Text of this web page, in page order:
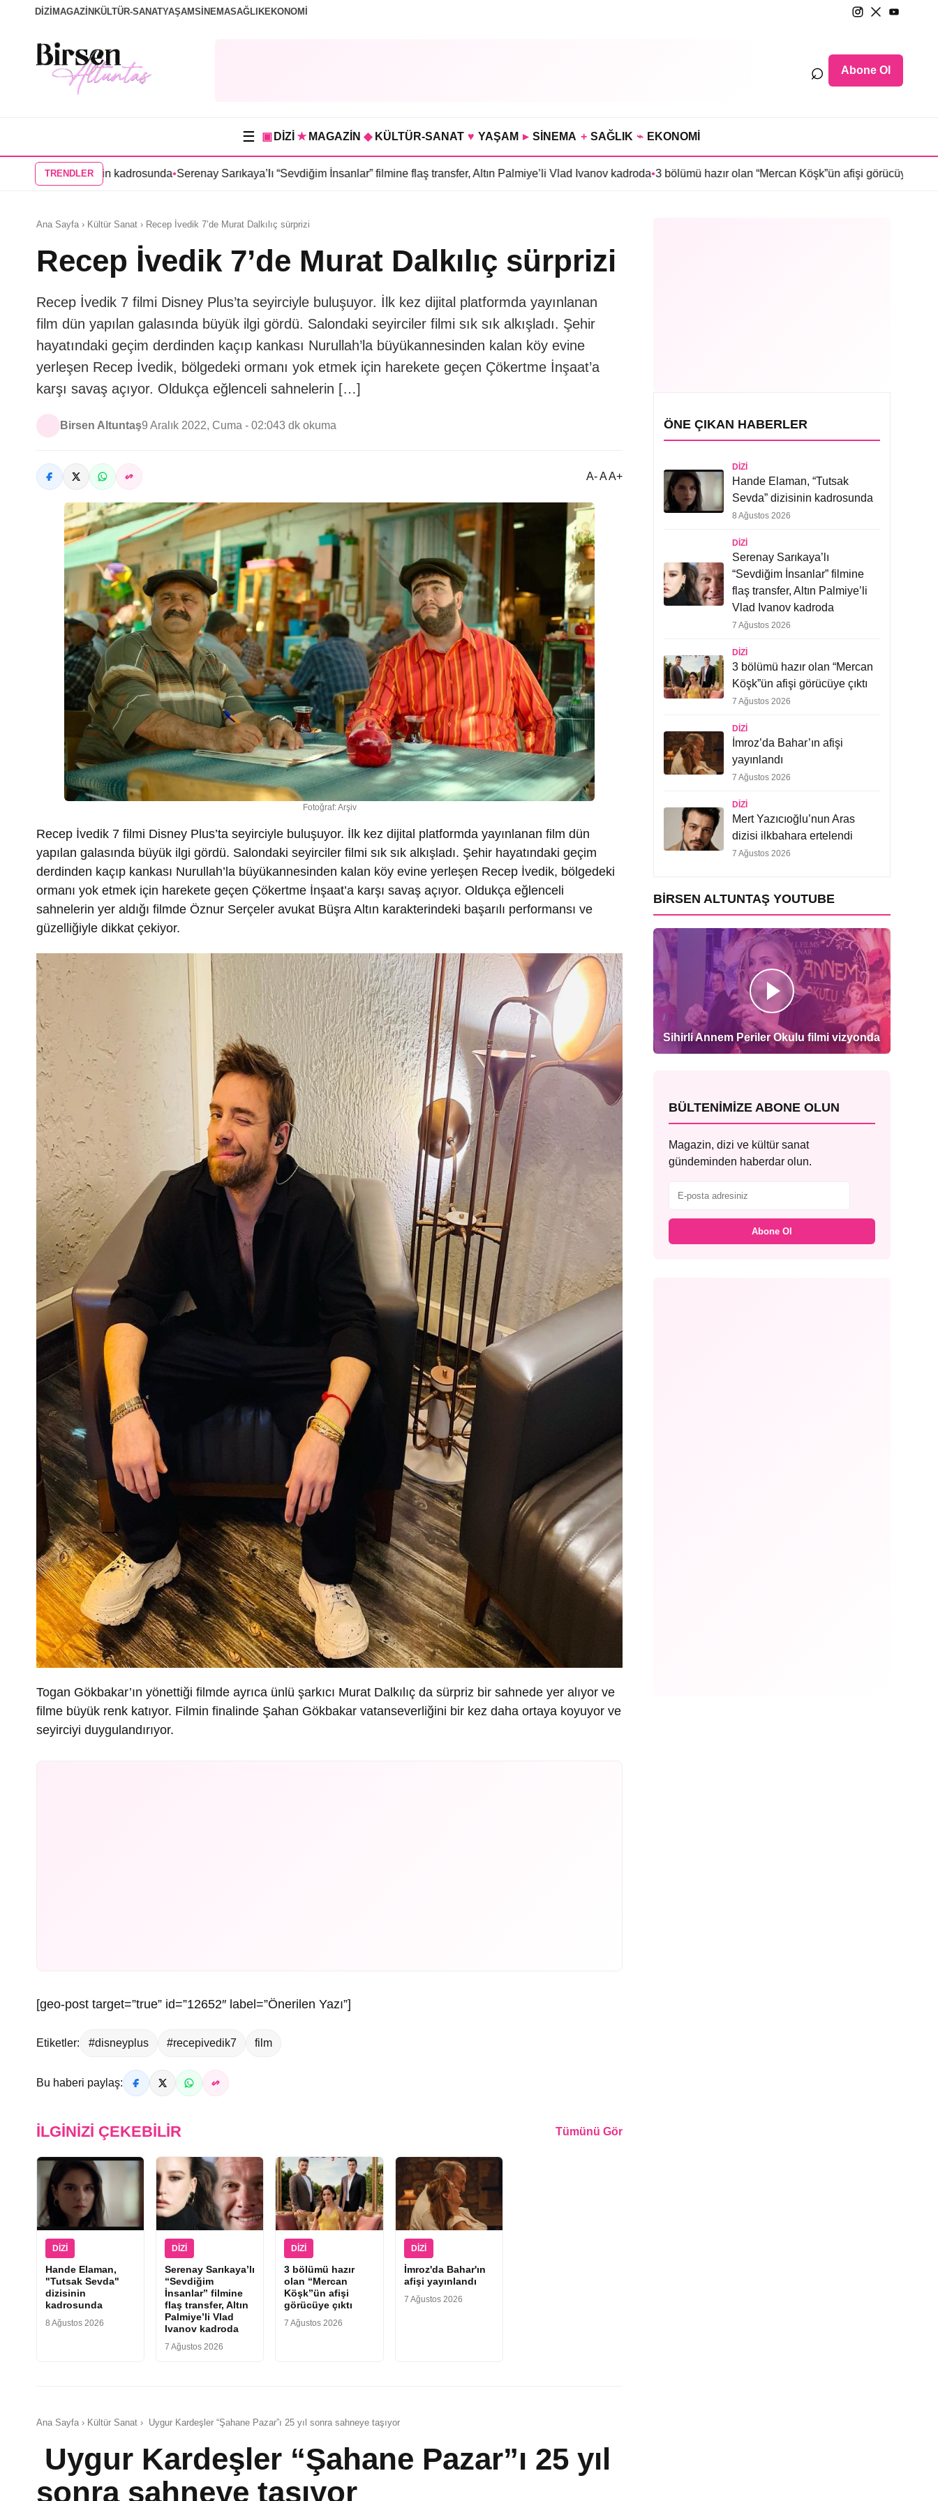
DİZİ MAGAZİN KÜLTÜR-SANATYAŞAMSİNEMASAĞLIKEKONOMİ
⌕ Abone Ol
☰ ▣ DİZİ ★ MAGAZİN ◆ KÜLTÜR-SANAT ♥ YAŞAM ▸ SİNEMA + SAĞLIK ⌁ EKONOMİ
TRENDLER
dizisinin kadrosunda •Serenay Sarıkaya’lı “Sevdiğim İnsanlar” filmine flaş transfer, Altın Palmiye’li Vlad Ivanov kadroda•3 bölümü hazır olan “Mercan Köşk”ün afişi görücüye çıktı•İmroz’da
Ana Sayfa › Kültür Sanat › Recep İvedik 7’de Murat Dalkılıç sürprizi
Recep İvedik 7’de Murat Dalkılıç sürprizi
Recep İvedik 7 filmi Disney Plus’ta seyirciyle buluşuyor. İlk kez dijital platformda yayınlanan
film dün yapılan galasında büyük ilgi gördü. Salondaki seyirciler filmi sık sık alkışladı. Şehir
hayatındaki geçim derdinden kaçıp kankası Nurullah’la büyükannesinden kalan köy evine
yerleşen Recep İvedik, bölgedeki ormanı yok etmek için harekete geçen Çökertme İnşaat’a
karşı savaş açıyor. Oldukça eğlenceli sahnelerin […]
Birsen Altuntaş9 Aralık 2022, Cuma - 02:043 dk okuma
A- A A+
Fotoğraf: Arşiv
Recep İvedik 7 filmi Disney Plus’ta seyirciyle buluşuyor. İlk kez dijital platformda yayınlanan film dün
yapılan galasında büyük ilgi gördü. Salondaki seyirciler filmi sık sık alkışladı. Şehir hayatındaki geçim
derdinden kaçıp kankası Nurullah’la büyükannesinden kalan köy evine yerleşen Recep İvedik, bölgedeki
ormanı yok etmek için harekete geçen Çökertme İnşaat’a karşı savaş açıyor. Oldukça eğlenceli
sahnelerin yer aldığı filmde Öznur Serçeler avukat Büşra Altın karakterindeki başarılı performansı ve
güzelliğiyle dikkat çekiyor.
Togan Gökbakar’ın yönettiği filmde ayrıca ünlü şarkıcı Murat Dalkılıç da sürpriz bir sahnede yer alıyor ve
filme büyük renk katıyor. Filmin finalinde Şahan Gökbakar vatanseverliğini bir kez daha ortaya koyuyor ve
seyirciyi duygulandırıyor.
[geo-post target=”true” id=”12652″ label=”Önerilen Yazı”]
Etiketler: #disneyplus #recepivedik7 film
Bu haberi paylaş:
İLGINIZI ÇEKEBILIR Tümünü Gör
DIZI
Hande Elaman,
"Tutsak Sevda"
dizisinin
kadrosunda
8 Ağustos 2026
DIZI
Serenay Sarıkaya’lı
“Sevdiğim
İnsanlar” filmine
flaş transfer, Altın
Palmiye’li Vlad
Ivanov kadroda
7 Ağustos 2026
DIZI
3 bölümü hazır
olan “Mercan
Köşk”ün afişi
görücüye çıktı
7 Ağustos 2026
DIZI
İmroz'da Bahar'ın
afişi yayınlandı
7 Ağustos 2026
Ana Sayfa › Kültür Sanat › Uygur Kardeşler “Şahane Pazar”ı 25 yıl sonra sahneye taşıyor
Uygur Kardeşler “Şahane Pazar”ı 25 yıl
sonra sahneye taşıyor
ÖNE ÇIKAN HABERLER
DIZI
Hande Elaman, “Tutsak
Sevda” dizisinin kadrosunda
8 Ağustos 2026
DIZI
Serenay Sarıkaya’lı
“Sevdiğim İnsanlar” filmine
flaş transfer, Altın Palmiye’li
Vlad Ivanov kadroda
7 Ağustos 2026
DIZI
3 bölümü hazır olan “Mercan
Köşk”ün afişi görücüye çıktı
7 Ağustos 2026
DIZI
İmroz’da Bahar’ın afişi
yayınlandı
7 Ağustos 2026
DIZI
Mert Yazıcıoğlu’nun Aras
dizisi ilkbahara ertelendi
7 Ağustos 2026
BIRSEN ALTUNTAŞ YOUTUBE
Sihirli Annem Periler Okulu filmi vizyonda
BÜLTENIMIZE ABONE OLUN
Magazin, dizi ve kültür sanat
gündeminden haberdar olun.
Abone Ol